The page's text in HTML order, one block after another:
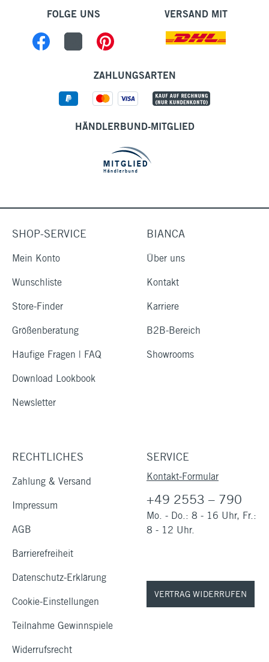
FOLGE UNS
ZAHLUNGSARTEN
VERSAND MIT
HÄNDLERBUND-MITGLIED
SHOP-SERVICE
Mein Konto
Wunschliste
Store-Finder
Größenberatung
Häufige Fragen | FAQ
Download Lookbook
Newsletter
BIANCA
Über uns
Kontakt
Karriere
B2B-Bereich
Showrooms
RECHTLICHES
Zahlung & Versand
Impressum
AGB
Barrierefreiheit
Datenschutz-Erklärung
Cookie-Einstellungen
Teilnahme Gewinnspiele
Widerrufsrecht
SERVICE
Kontakt-Formular
+49 2553 – 790
Mo. - Do.: 8 - 16 Uhr, Fr.:
8 - 12 Uhr.
VERTRAG WIDERRUFEN